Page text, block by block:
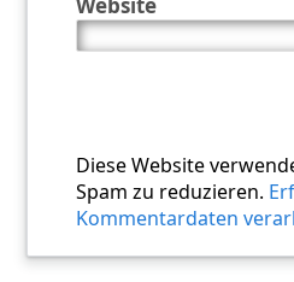
Website
Diese Website
Spam zu reduzieren.
Kommentardaten